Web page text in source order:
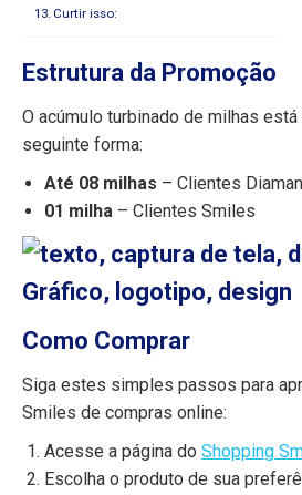
Curtir isso:
Estrutura da Promoção
O acúmulo turbinado de milhas
seguinte forma:
Até 08 milhas – Clientes
01 milha – Clientes Smiles
Como Comprar
Siga estes simples passos para
Smiles de compras online:
Acesse a página do Shopping
Escolha o produto de sua